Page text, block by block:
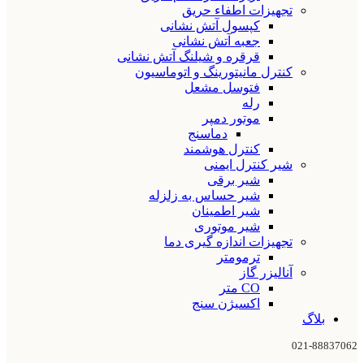
تجهیزات اطفاء حریق
کپسول آتش نشانی
جعبه آتش نشانی
قرقره و شیلنگ آتش نشانی
کنترل مانیتورینگ و اتوماسیون
فتوسل مشعل
رله
موتور دمپر
دماسنج
کنترل هوشمند
شیر کنترل ایمنی
شیر برقی
شیر حساس به زلزله
شیر اطمینان
شیر موتوری
تجهیزات اندازه گیری دما
ترمومتر
آنالیزر گاز
CO متر
اکسیژن سنج
بلاگ
021-88837062